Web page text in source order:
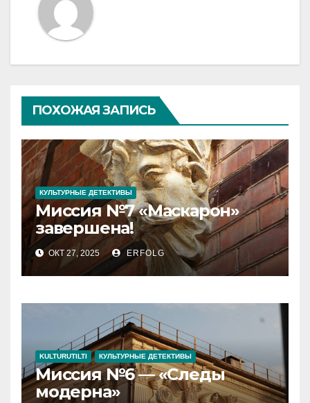
ПОХОЖАЯ ЗАПИСЬ
КУЛЬТУРНЫЕ ДЕТЕКТИВЫ
Миссия №7 «Маскарон»
завершена!
ОКТ 27, 2025 ERFOLG
KULTURUTILTI КУЛЬТУРНЫЕ ДЕТЕКТИВЫ
Миссия №6 — «Следы
модерна»